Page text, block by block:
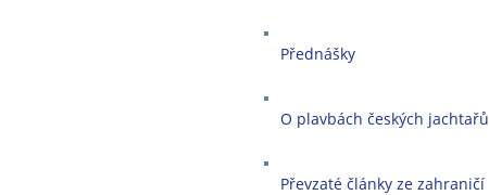
Přednášky
O plavbách českých jachtařů
Převzaté články ze zahraničí